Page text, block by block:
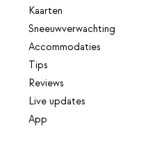
Kaarten
Sneeuwverwachting
Accommodaties
Tips
Reviews
Live updates
App